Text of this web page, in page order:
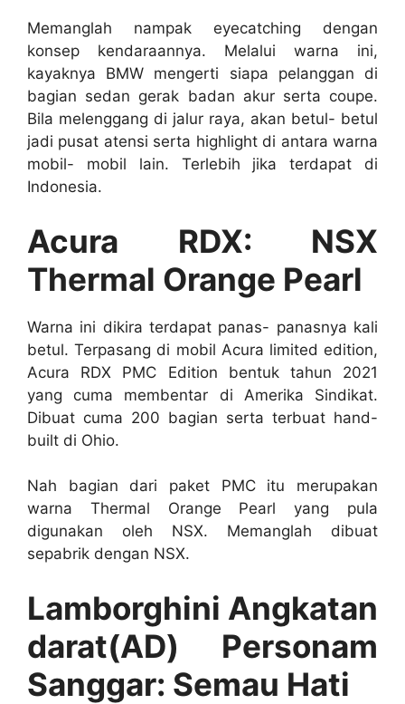
Memanglah nampak eyecatching dengan
konsep kendaraannya. Melalui warna ini,
kayaknya BMW mengerti siapa pelanggan di
bagian sedan gerak badan akur serta coupe.
Bila melenggang di jalur raya, akan betul- betul
jadi pusat atensi serta highlight di antara warna
mobil- mobil lain. Terlebih jika terdapat di
Indonesia.
Acura RDX: NSX
Thermal Orange Pearl
Warna ini dikira terdapat panas- panasnya kali
betul. Terpasang di mobil Acura limited edition,
Acura RDX PMC Edition bentuk tahun 2021
yang cuma membentar di Amerika Sindikat.
Dibuat cuma 200 bagian serta terbuat hand-
built di Ohio.
Nah bagian dari paket PMC itu merupakan
warna Thermal Orange Pearl yang pula
digunakan oleh NSX. Memanglah dibuat
sepabrik dengan NSX.
Lamborghini Angkatan
darat(AD) Personam
Sanggar: Semau Hati